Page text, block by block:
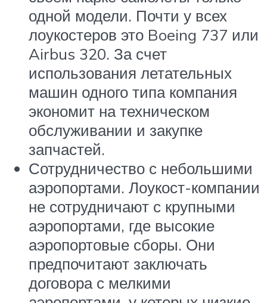
одной модели. Почти у всех
лоукостеров это Boeing 737 или
Airbus 320. За счет
использования летательных
машин одного типа компания
экономит на техническом
обслуживании и закупке
запчастей.
Сотрудничество с небольшими
аэропортами. Лоукост-компании
не сотрудничают с крупными
аэропортами, где высокие
аэропортовые сборы. Они
предпочитают заключать
договора с мелкими